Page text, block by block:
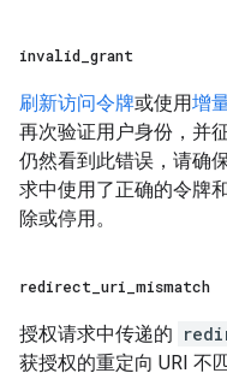
invalid grant
刷新访问令牌或使用增
再次验证用户身份，并
仍然看到此错误，请确
求中使用了正确的令牌
除或停用。
redirect uri mismatch
授权请求中传递的
获授权的重定向 URI 不